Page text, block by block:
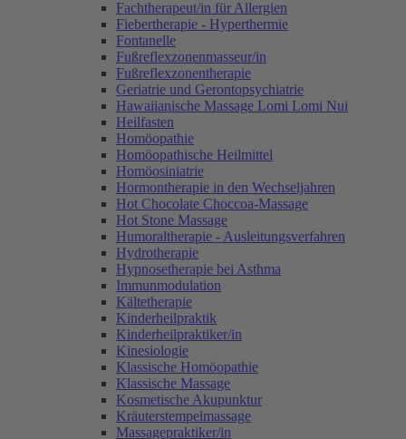
Fachtherapeut/in für Allergien
Fiebertherapie - Hyperthermie
Fontanelle
Fußreflexzonenmasseur/in
Fußreflexzonentherapie
Geriatrie und Gerontopsychiatrie
Hawaiianische Massage Lomi Lomi Nui
Heilfasten
Homöopathie
Homöopathische Heilmittel
Homöosiniatrie
Hormontherapie in den Wechseljahren
Hot Chocolate Choccoa-Massage
Hot Stone Massage
Humoraltherapie - Ausleitungsverfahren
Hydrotherapie
Hypnosetherapie bei Asthma
Immunmodulation
Kältetherapie
Kinderheilpraktik
Kinderheilpraktiker/in
Kinesiologie
Klassische Homöopathie
Klassische Massage
Kosmetische Akupunktur
Kräuterstempelmassage
Massagepraktiker/in